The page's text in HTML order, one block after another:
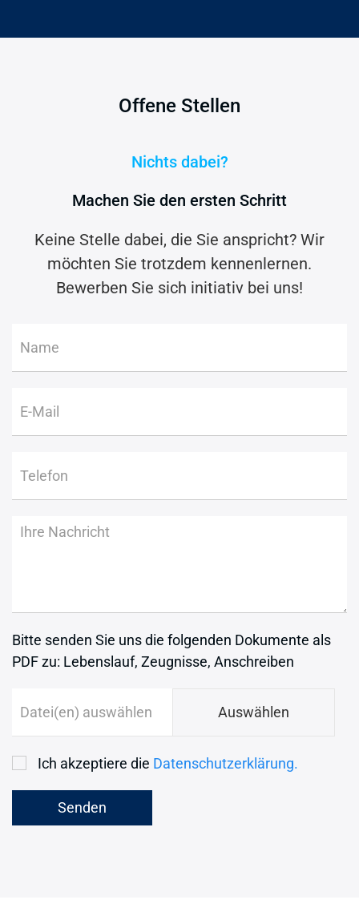
Offene Stellen
Nichts dabei?
Machen Sie den ersten Schritt
Keine Stelle dabei, die Sie anspricht? Wir
möchten Sie trotzdem kennenlernen.
Bewerben Sie sich initiativ bei uns!
Bitte senden Sie uns die folgenden Dokumente als
PDF zu: Lebenslauf, Zeugnisse, Anschreiben
Auswählen
Ich akzeptiere die Datenschutzerklärung.
Senden